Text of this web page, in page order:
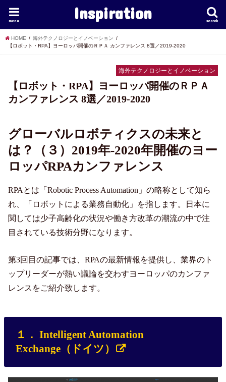
Inspiration search
menu
HOME
海外テクノロジーとイノベーション
【ロボット・RPA】ヨーロッパ開催のＲＰＡ カンファレンス 8選／2019-2020
海外テクノロジーとイノベーション
【ロボット・RPA】ヨーロッパ開催のＲＰＡ
カンファレンス 8選／2019-2020
グローバルロボティクスの未来と
は？（３）2019年-2020年開催のヨー
ロッパRPAカンファレンス
RPAとは「Robotic Process Automation」の略称として知ら
れ、「ロボットによる業務自動化」を指します。日本に
関しては少子高齢化の状況や働き方改革の潮流の中で注
目されている技術分野になります。
第3回目の記事では、RPAの最新情報を提供し、業界のト
ップリーダーが熱い議論を交わすヨーロッパのカンファ
レンスをご紹介致します。
１． Intelligent Automation
Exchange（ドイツ）